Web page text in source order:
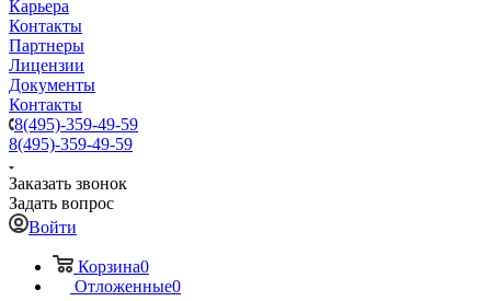
Карьера
Контакты
Партнеры
Лицензии
Документы
Контакты
8(495)-359-49-59
8(495)-359-49-59
Заказать звонок
Задать вопрос
Войти
Корзина0
Отложенные0